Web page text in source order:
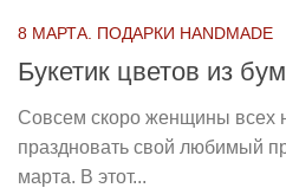
8 МАРТА. ПОДАРКИ HANDMADE
Букетик цветов из
Совсем скоро женщины всех
праздновать свой любимый
марта. В этот...